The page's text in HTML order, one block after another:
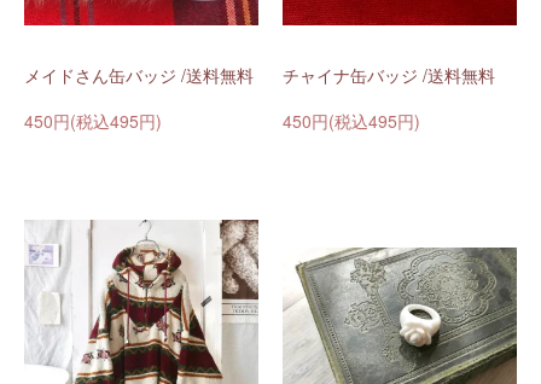
メイドさん缶バッジ /送料無料
450円(税込495円)
チャイナ缶バッジ /送料無料
450円(税込495円)